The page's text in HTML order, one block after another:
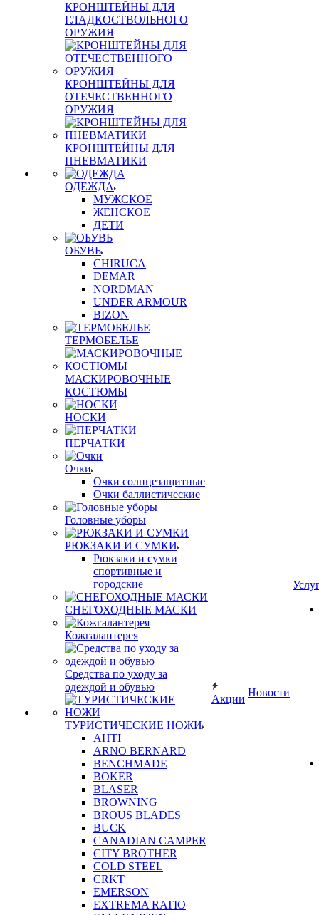
КРОНШТЕЙНЫ ДЛЯ
ГЛАДКОСТВОЛЬНОГО
ОРУЖИЯ
КРОНШТЕЙНЫ ДЛЯ
ОТЕЧЕСТВЕННОГО
ОРУЖИЯ
КРОНШТЕЙНЫ ДЛЯ
ПНЕВМАТИКИ
ОДЕЖДА
МУЖСКОЕ
ЖЕНСКОЕ
ДЕТИ
ОБУВЬ
CHIRUCA
DEMAR
NORDMAN
UNDER ARMOUR
BIZON
ТЕРМОБЕЛЬЕ
МАСКИРОВОЧНЫЕ
КОСТЮМЫ
НОСКИ
ПЕРЧАТКИ
Очки
Очки солнцезащитные
Очки баллистические
Головные уборы
РЮКЗАКИ И СУМКИ
Рюкзаки и сумки
спортивные и
городские
СНЕГОХОДНЫЕ МАСКИ
Кожгалантерея
Средства по уходу за
одеждой и обувью
ТУРИСТИЧЕСКИЕ НОЖИ
AHTI
ARNO BERNARD
BENCHMADE
BOKER
BLASER
BROWNING
BROUS BLADES
BUCK
CANADIAN CAMPER
CITY BROTHER
COLD STEEL
CRKT
EMERSON
EXTREMA RATIO
Акции
Новости